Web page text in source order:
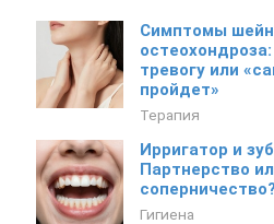
Симптомы
тревогу или
пройдет»
Терапия
Ирригатор и
Партнерство
соперничество?
Гигиена